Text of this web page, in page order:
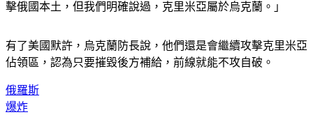
擊俄國本土，但我們明確說過，克里米亞屬於烏克蘭。」
有了美國默許，烏克蘭防長說，他們還是會繼續攻擊克里米亞
佔領區，認為只要摧毀後方補給，前線就能不攻自破。
俄羅斯
爆炸